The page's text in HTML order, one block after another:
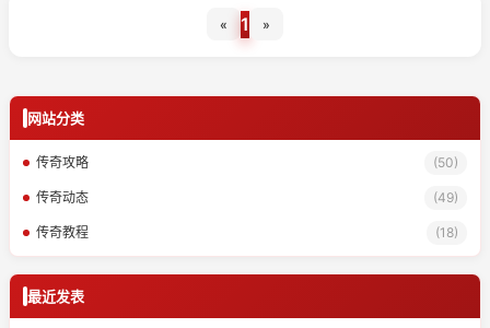
« 1 »
网站分类
传奇攻略 (50)
传奇动态 (49)
传奇教程 (18)
最近发表